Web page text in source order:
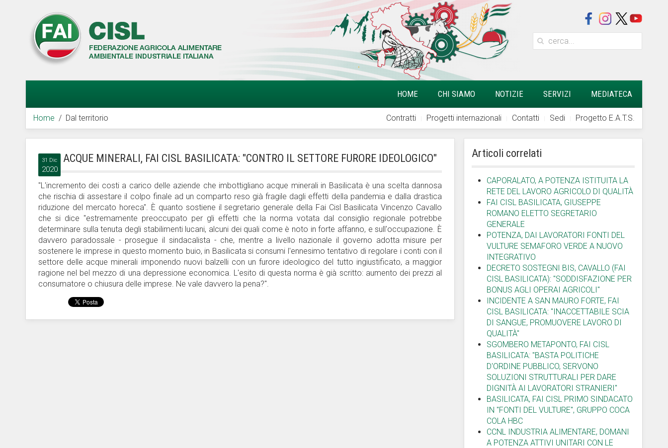
HOME CHI SIAMO NOTIZIE SERVIZI MEDIATECA
Contratti Progetti internazionali Contatti Sedi Progetto E.A.T.S.
Home Dal territorio
31 Dic
2020
ACQUE MINERALI, FAI CISL BASILICATA: "CONTRO IL SETTORE FURORE IDEOLOGICO"
"L'incremento dei costi a carico delle aziende che imbottigliano acque minerali in Basilicata è una scelta dannosa
che rischia di assestare il colpo finale ad un comparto reso già fragile dagli effetti della pandemia e dalla drastica
riduzione del mercato horeca". È quanto sostiene il segretario generale della Fai Cisl Basilicata Vincenzo Cavallo
che si dice "estremamente preoccupato per gli effetti che la norma votata dal consiglio regionale potrebbe
determinare sulla tenuta degli stabilimenti lucani, alcuni dei quali come è noto in forte affanno, e sull'occupazione. È
davvero paradossale - prosegue il sindacalista - che, mentre a livello nazionale il governo adotta misure per
sostenere le imprese in questo momento buio, in Basilicata si consumi l'ennesimo tentativo di regolare i conti con il
settore delle acque minerali imponendo nuovi balzelli con un furore ideologico del tutto ingiustificato, a maggior
ragione nel bel mezzo di una depressione economica. L'esito di questa norma è già scritto: aumento dei prezzi al
consumatore o chiusura delle imprese. Ne vale davvero la pena?".
Articoli correlati
CAPORALATO, A POTENZA ISTITUITA LA
RETE DEL LAVORO AGRICOLO DI QUALITÀ
FAI CISL BASILICATA, GIUSEPPE
ROMANO ELETTO SEGRETARIO
GENERALE
POTENZA, DAI LAVORATORI FONTI DEL
VULTURE SEMAFORO VERDE A NUOVO
INTEGRATIVO
DECRETO SOSTEGNI BIS, CAVALLO (FAI
CISL BASILICATA): "SODDISFAZIONE PER
BONUS AGLI OPERAI AGRICOLI"
INCIDENTE A SAN MAURO FORTE, FAI
CISL BASILICATA: "INACCETTABILE SCIA
DI SANGUE, PROMUOVERE LAVORO DI
QUALITÀ"
SGOMBERO METAPONTO, FAI CISL
BASILICATA: "BASTA POLITICHE
D'ORDINE PUBBLICO, SERVONO
SOLUZIONI STRUTTURALI PER DARE
DIGNITÀ AI LAVORATORI STRANIERI"
BASILICATA, FAI CISL PRIMO SINDACATO
IN "FONTI DEL VULTURE", GRUPPO COCA
COLA HBC
CCNL INDUSTRIA ALIMENTARE, DOMANI
A POTENZA ATTIVI UNITARI CON LE